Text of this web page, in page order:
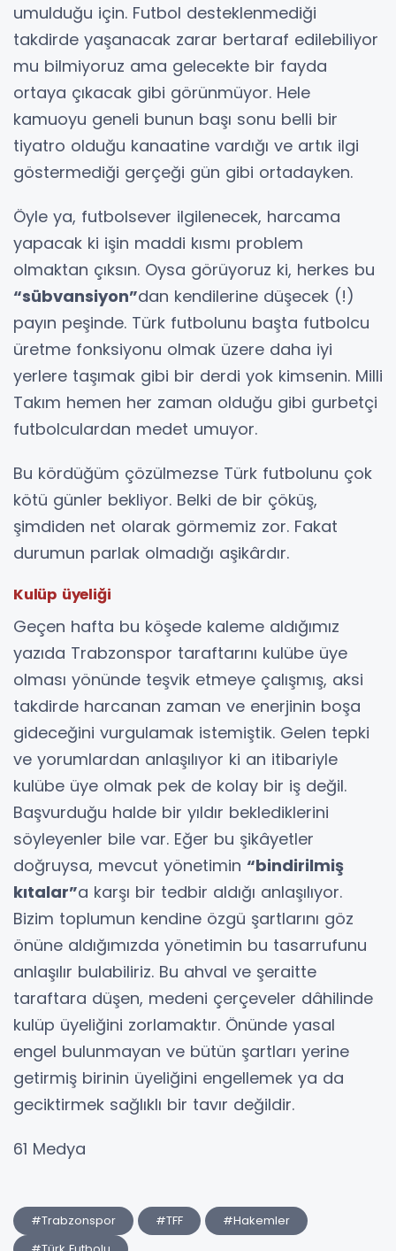
umulduğu için. Futbol desteklenmediği
takdirde yaşanacak zarar bertaraf edilebiliyor
mu bilmiyoruz ama gelecekte bir fayda
ortaya çıkacak gibi görünmüyor. Hele
kamuoyu geneli bunun başı sonu belli bir
tiyatro olduğu kanaatine vardığı ve artık ilgi
göstermediği gerçeği gün gibi ortadayken.
Öyle ya, futbolsever ilgilenecek, harcama
yapacak ki işin maddi kısmı problem
olmaktan çıksın. Oysa görüyoruz ki, herkes bu
“sübvansiyon”dan kendilerine düşecek (!)
payın peşinde. Türk futbolunu başta futbolcu
üretme fonksiyonu olmak üzere daha iyi
yerlere taşımak gibi bir derdi yok kimsenin. Milli
Takım hemen her zaman olduğu gibi gurbetçi
futbolculardan medet umuyor.
Bu kördüğüm çözülmezse Türk futbolunu çok
kötü günler bekliyor. Belki de bir çöküş,
şimdiden net olarak görmemiz zor. Fakat
durumun parlak olmadığı aşikârdır.
Kulüp üyeliği
Geçen hafta bu köşede kaleme aldığımız
yazıda Trabzonspor taraftarını kulübe üye
olması yönünde teşvik etmeye çalışmış, aksi
takdirde harcanan zaman ve enerjinin boşa
gideceğini vurgulamak istemiştik. Gelen tepki
ve yorumlardan anlaşılıyor ki an itibariyle
kulübe üye olmak pek de kolay bir iş değil.
Başvurduğu halde bir yıldır beklediklerini
söyleyenler bile var. Eğer bu şikâyetler
doğruysa, mevcut yönetimin “bindirilmiş
kıtalar”a karşı bir tedbir aldığı anlaşılıyor.
Bizim toplumun kendine özgü şartlarını göz
önüne aldığımızda yönetimin bu tasarrufunu
anlaşılır bulabiliriz. Bu ahval ve şeraitte
taraftara düşen, medeni çerçeveler dâhilinde
kulüp üyeliğini zorlamaktır. Önünde yasal
engel bulunmayan ve bütün şartları yerine
getirmiş birinin üyeliğini engellemek ya da
geciktirmek sağlıklı bir tavır değildir.
61 Medya
#Trabzonspor #TFF
#Hakemler